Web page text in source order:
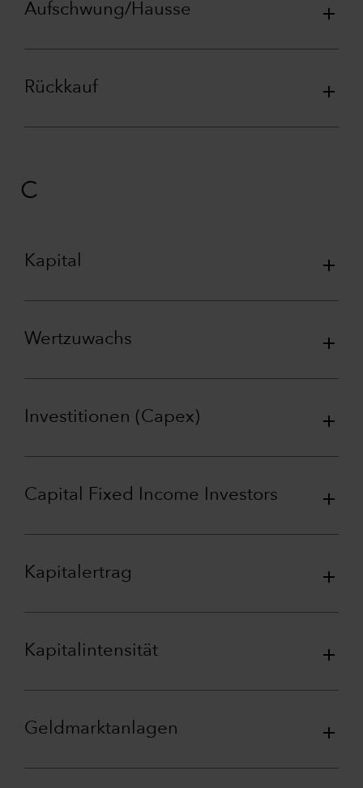
Aufschwung/Hausse
Rückkauf
C
Kapital
Wertzuwachs
Investitionen (Capex)
Capital Fixed Income Investors
Kapitalertrag
Kapitalintensität
Geldmarktanlagen